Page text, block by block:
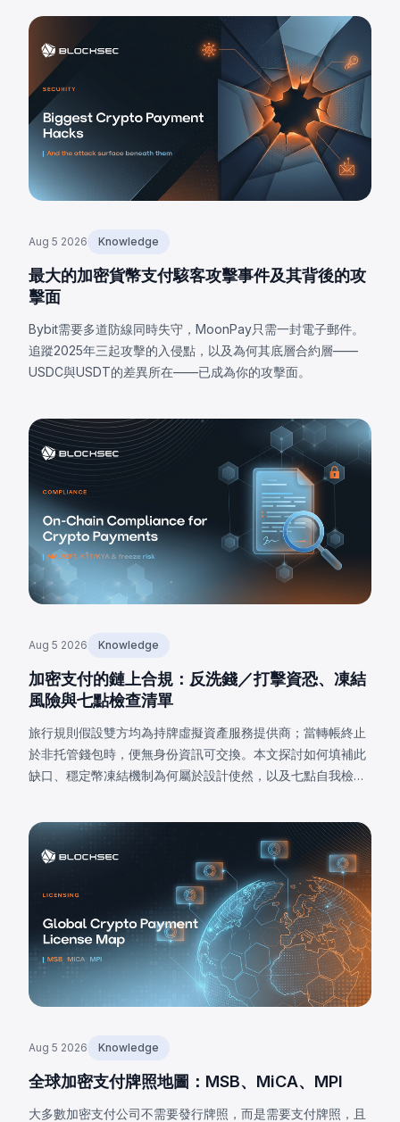
Aug 5 2026 Knowledge
最大的加密貨幣支付駭客攻擊事件及其背後的攻
擊面
Bybit需要多道防線同時失守，MoonPay只需一封電子郵件。
追蹤2025年三起攻擊的入侵點，以及為何其底層合約層——
USDC與USDT的差異所在——已成為你的攻擊面。
Aug 5 2026 Knowledge
加密支付的鏈上合規：反洗錢／打擊資恐、凍結
風險與七點檢查清單
旅行規則假設雙方均為持牌虛擬資產服務提供商；當轉帳終止
於非托管錢包時，便無身份資訊可交換。本文探討如何填補此
缺口、穩定幣凍結機制為何屬於設計使然，以及七點自我檢查
Aug 5 2026 Knowledge
全球加密支付牌照地圖：MSB、MiCA、MPI
大多數加密支付公司不需要發行牌照，而是需要支付牌照，且